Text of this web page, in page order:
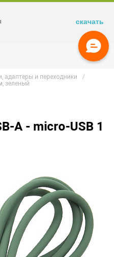
адаптеры и переходники
зеленый
A - micro-USB 1
скачать